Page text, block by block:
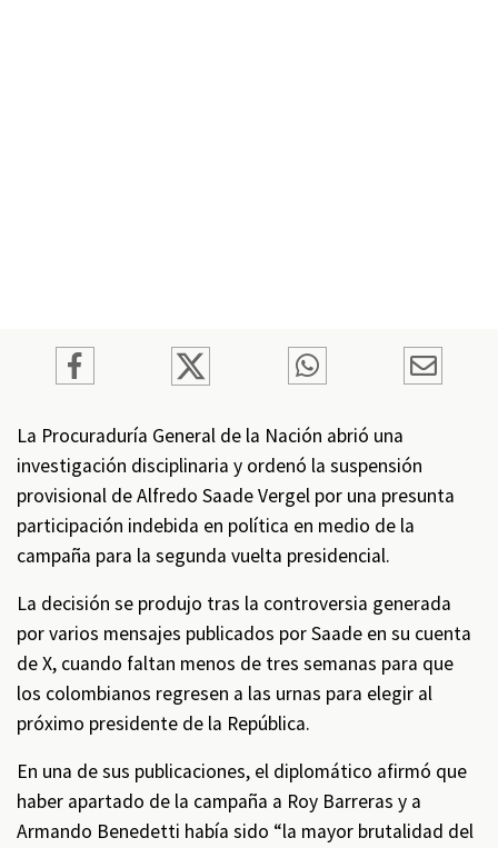
La Procuraduría General de la Nación abrió una
investigación disciplinaria y ordenó la suspensión
provisional de Alfredo Saade Vergel por una presunta
participación indebida en política en medio de la
campaña para la segunda vuelta presidencial.
La decisión se produjo tras la controversia generada
por varios mensajes publicados por Saade en su cuenta
de X, cuando faltan menos de tres semanas para que
los colombianos regresen a las urnas para elegir al
próximo presidente de la República.
En una de sus publicaciones, el diplomático afirmó que
haber apartado de la campaña a Roy Barreras y a
Armando Benedetti había sido “la mayor brutalidad del